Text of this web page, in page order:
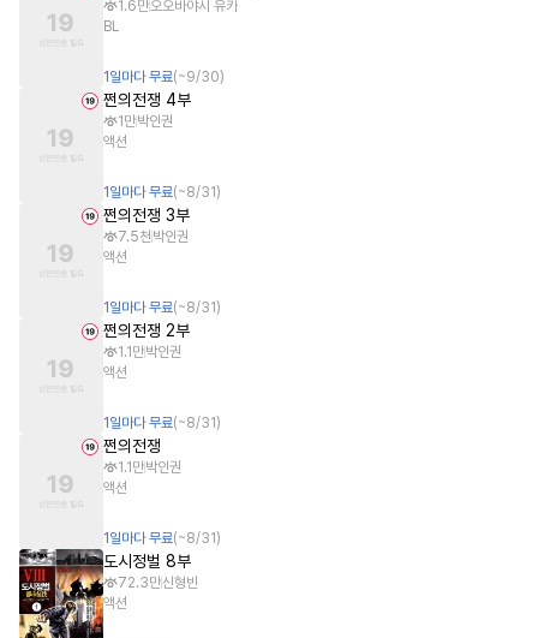
1.6만오오바야시 유카
BL
1 일마다 무료(~9/30)
쩐의전쟁 4부
1만박인권
액션
1 일마다 무료(~8/31 )
쩐의전쟁 3부
7.5천 박인권
액션
1 일마다 무료(~8/31 )
쩐의전쟁 2부
1.1만박인권
액션
1 일마다 무료(~8/31 )
쩐의전쟁
1.1만박인권
액션
1 일마다 무료(~8/31 )
도시정벌 8부
72.3만신형빈
액션